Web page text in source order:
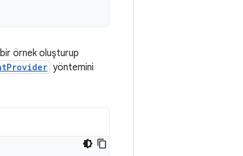
bir örnek oluşturup
yöntemini